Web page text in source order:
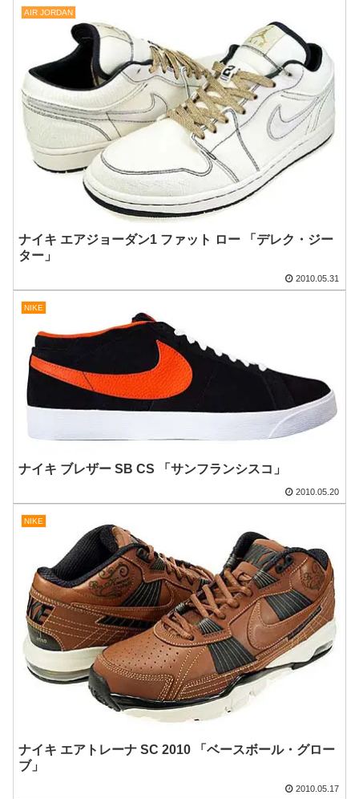
AIR JORDAN
ナイキ エアジョーダン1 ファット ロー 「デレク・ジー
ター」
2010.05.31
NIKE
ナイキ ブレザー SB CS 「サンフランシスコ」
2010.05.20
NIKE
ナイキ エアトレーナ SC 2010 「ベースボール・グロー
ブ」
2010.05.17